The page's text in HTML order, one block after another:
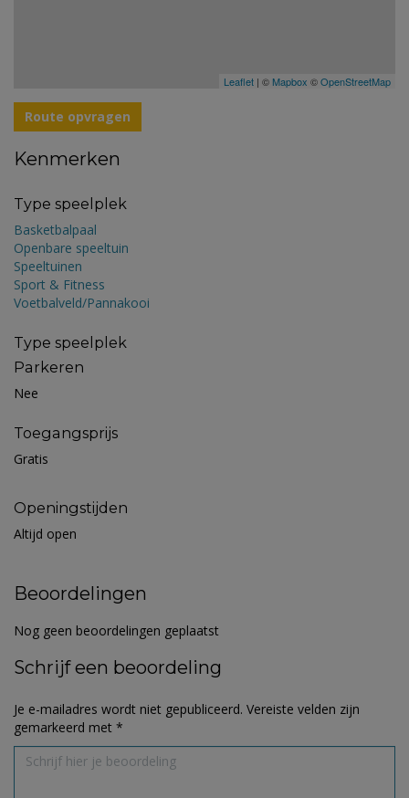
Leaflet | © Mapbox ©OpenStreetMap
Route opvragen
Kenmerken
Type speelplek
Basketbalpaal
Openbare speeltuin
Speeltuinen
Sport & Fitness
Voetbalveld/Pannakooi
Type speelplek
Parkeren
Nee
Toegangsprijs
Gratis
Openingstijden
Altijd open
Beoordelingen
Nog geen beoordelingen geplaatst
Schrijf een beoordeling
Je e-mailadres wordt niet gepubliceerd. Vereiste velden zijn
gemarkeerd met *